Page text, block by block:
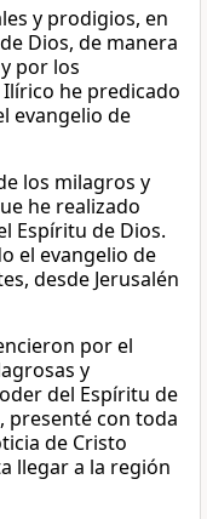
y prodigios, en
Dios, de manera
por los
he predicado
evangelio de
los milagros y
he realizado
Espíritu de Dios.
el evangelio de
desde Jerusalén
por el
y
del Espíritu de
presenté con toda
de Cristo
llegar a la región